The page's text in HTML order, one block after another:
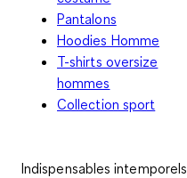
Pantalons
Hoodies Homme
T-shirts oversize
hommes
Collection sport
Indispensables intemporels